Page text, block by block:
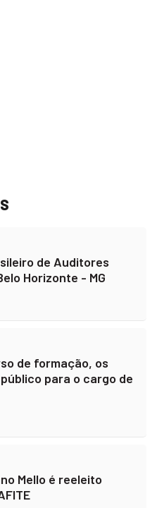
de Auditores
Horizonte - MG
de formação, os
para o cargo de
Mello é reeleito